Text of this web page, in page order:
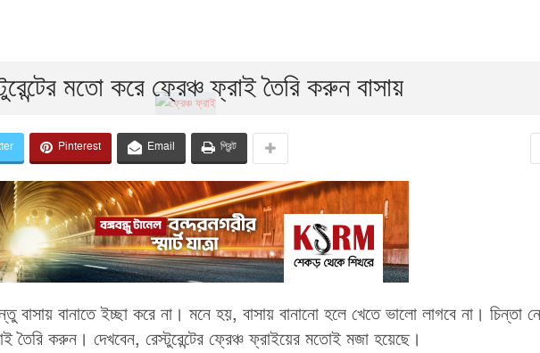
মতো করে ফ্রেঞ্চ ফ্রাই তৈরি করুন বাসায়
Pinterest Email প্রিন্ট
বাসায় বানাতে ইচ্ছা করে না। মনে হয়, বাসায় বানানো হলে খেতে ভালো লাগবে না। চিন্তা
তৈরি করুন। দেখবেন, রেস্টুরেন্টের ফ্রেঞ্চ ফ্রাইয়ের মতোই মজা হয়েছে।